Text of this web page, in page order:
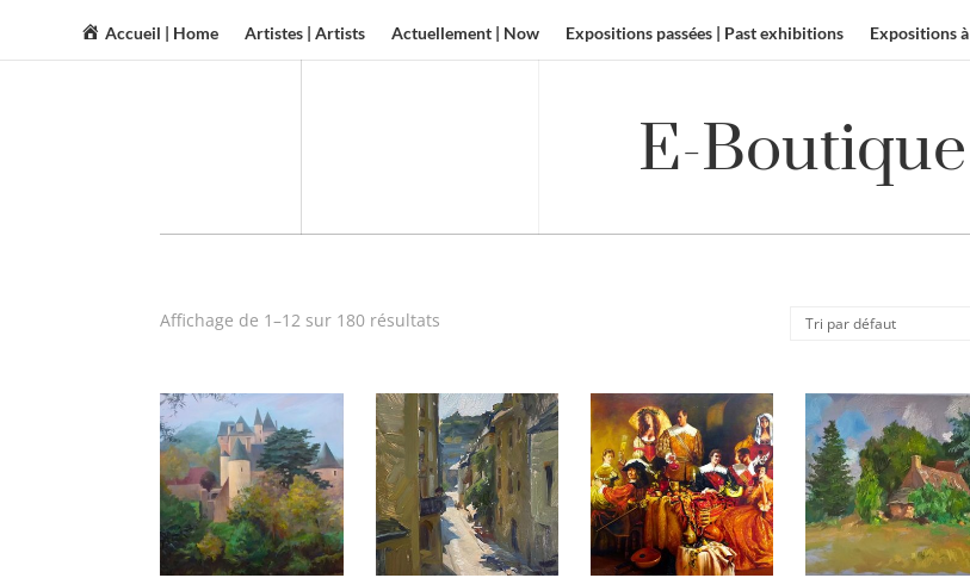
Accueil | Home Artistes | Artists Actuellement | Now Expositions passées | Past exhibitions Expositions
E-Boutique
Affichage de 1–12 sur 180 résultats